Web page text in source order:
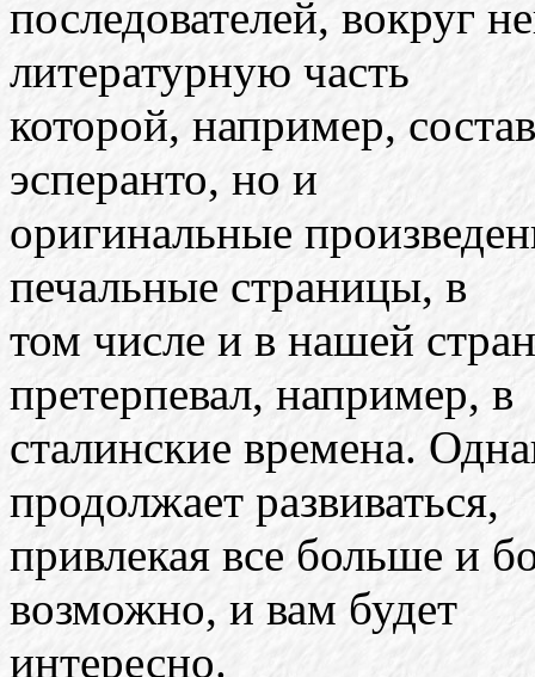
последователей, вокруг
литературную часть
которой, например,
эсперанто, но и
оригинальные
печальные страницы, в
том числе и в нашей
претерпевал, например, в
сталинские времена.
продолжает развиваться,
привлекая все больше и
возможно, и вам будет
интересно.